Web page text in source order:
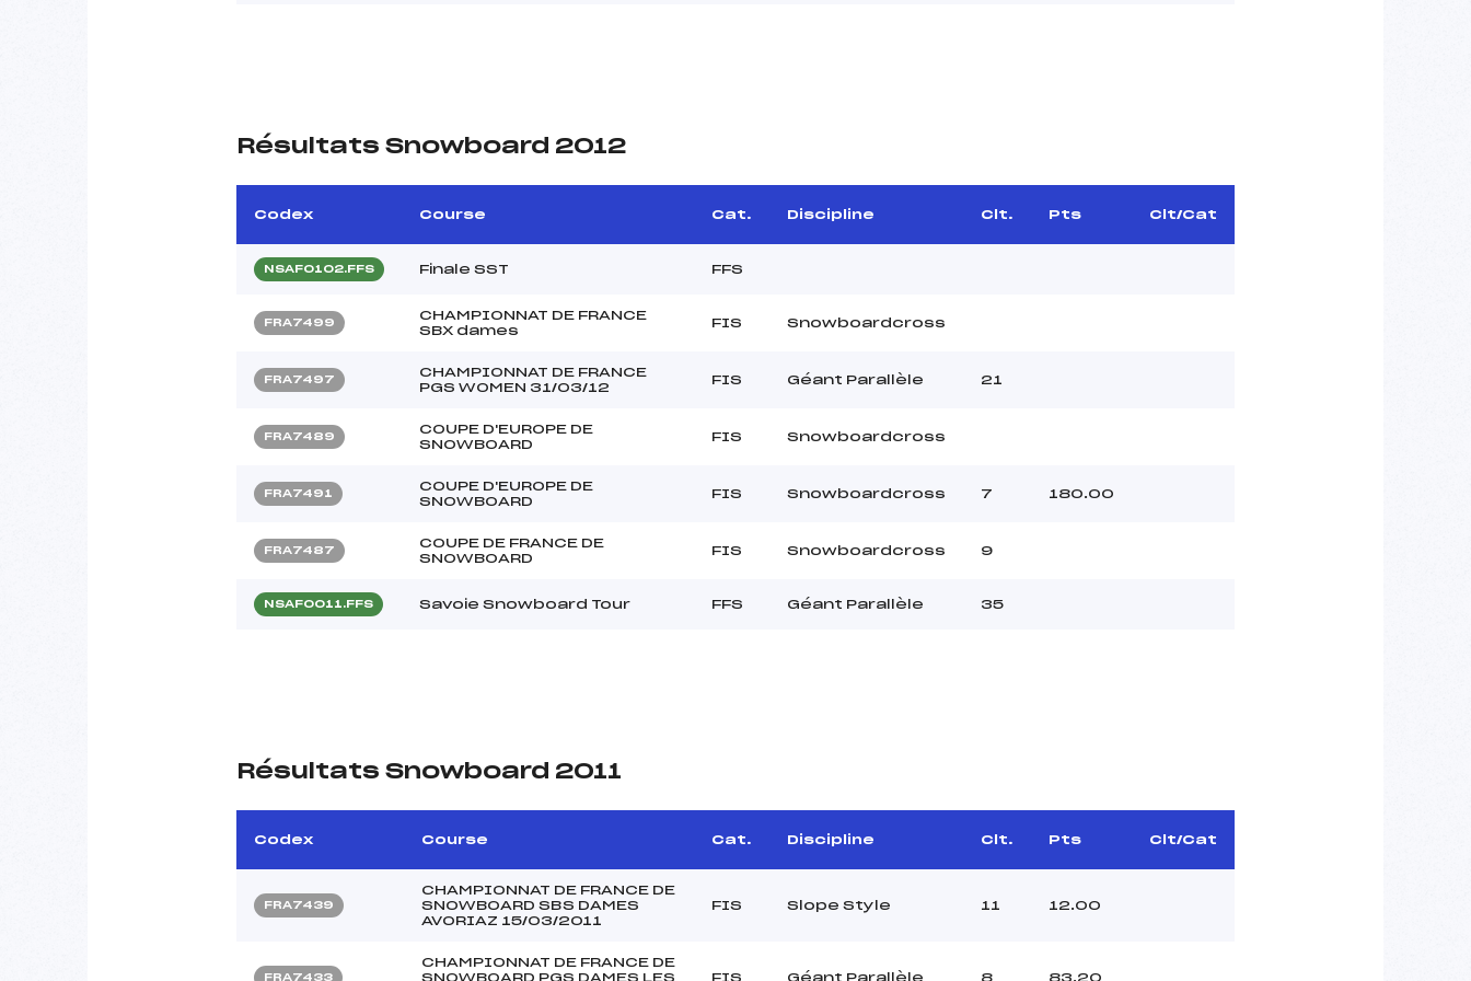
Résultats Snowboard 2012
Codex Course Cat. Discipline Clt. Pts Clt/Cat
NSAF0102.FFS Finale SST FFS
FRA7499
CHAMPIONNAT DE FRANCE
SBX dames
FIS Snowboardcross
FRA7497
CHAMPIONNAT DE FRANCE
PGS WOMEN 31/03/12
FIS Géant Parallèle 21
FRA7489
COUPE D'EUROPE DE
SNOWBOARD
FIS Snowboardcross
FRA7491
COUPE D'EUROPE DE
SNOWBOARD
FIS Snowboardcross 7 180.00
FRA7487
COUPE DE FRANCE DE
SNOWBOARD
FIS Snowboardcross 9
NSAF0011.FFS Savoie Snowboard Tour FFS Géant Parallèle 35
Résultats Snowboard 2011
Codex Course Cat. Discipline Clt. Pts Clt/Cat
FRA7439
CHAMPIONNAT DE FRANCE DE
SNOWBOARD SBS DAMES
AVORIAZ 15/03/2011
FIS Slope Style 11 12.00
FRA7433
CHAMPIONNAT DE FRANCE DE
SNOWBOARD PGS DAMES LES
FIS Géant Parallèle 8 83.20